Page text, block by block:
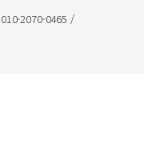
2070-0465 /